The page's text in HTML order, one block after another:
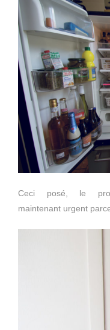
Ceci posé, le
maintenant urgent